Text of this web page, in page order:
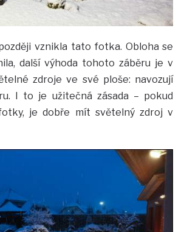
vznikla tato fotka. Obloha se
další výhoda tohoto záběru je v
zdroje ve své ploše: navozují
I to je užitečná zásada – pokud
je dobře mít světelný zdroj v